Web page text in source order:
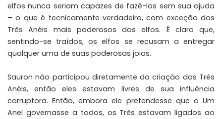
elfos nunca seriam capazes de fazê-los sem sua ajuda
– o que é tecnicamente verdadeiro, com exceção dos
Três Anéis mais poderosos dos elfos. É claro que,
sentindo-se traídos, os elfos se recusam a entregar
qualquer uma de suas poderosas joias.
Sauron não participou diretamente da criação dos Três
Anéis, então eles estavam livres de sua influência
corruptora. Então, embora ele pretendesse que o Um
Anel governasse a todos, os Três estavam ligados ao